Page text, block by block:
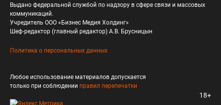
Выдано федеральной службой по надзору в сфере связи и массовых
коммуникаций.
Учредитель ООО «Бизнес Медия Холдинг»
Шеф-редактор (главный редактор) А.В. Брусницын
Политика о персональных данных
Любое использование материалов допускается
только при соблюдении правил перепечатки
18+